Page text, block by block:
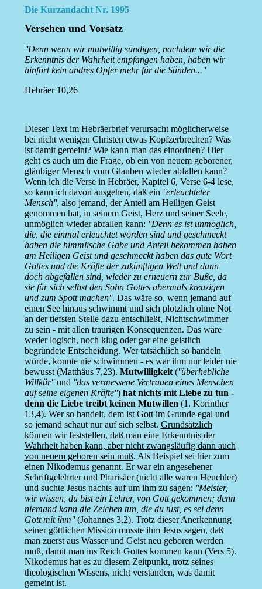
Die Kurzandacht Nr. 1995
Versehen und Vorsatz
''Denn wenn wir mutwillig sündigen, nachdem wir die
Erkenntnis der Wahrheit empfangen haben, haben wir
hinfort kein andres Opfer mehr für die Sünden...''
Hebräer 10,26
Dieser Text im Hebräerbrief verursacht möglicherweise
bei nicht wenigen Christen etwas Kopfzerbrechen? Was
ist damit gemeint? Wie kann man das einordnen? Hier
geht es auch um die Frage, ob ein von neuem geborener,
gläubiger Mensch vom Glauben wieder abfallen kann?
Wenn ich die Verse in Hebräer, Kapitel 6, Verse 6-4 lese,
so kann ich davon ausgehen, daß ein ''erleuchteter
Mensch'', also jemand, der Anteil am Heiligen Geist
genommen hat, in seinem Geist, Herz und seiner Seele,
unmöglich wieder abfallen kann: ''Denn es ist unmöglich,
die, die einmal erleuchtet worden sind und geschmeckt
haben die himmlische Gabe und Anteil bekommen haben
am Heiligen Geist und geschmeckt haben das gute Wort
Gottes und die Kräfte der zukünftigen Welt und dann
doch abgefallen sind, wieder zu erneuern zur Buße, da
sie für sich selbst den Sohn Gottes abermals kreuzigen
und zum Spott machen''. Das wäre so, wenn jemand auf
einen See hinaus schwimmt und sich plötzlich ohne Not
an der tiefsten Stelle dazu entschließt, Nichtschwimmer
zu sein - mit allen traurigen Konsequenzen. Das wäre
weder logisch, noch klug oder gar eine geistlich
begründete Entscheidung. Wer tatsächlich so handeln
würde, konnte nie schwimmen - es war ihm nur leider nie
bewusst (Matthäus 7,23). Mutwilligkeit(''überhebliche
Willkür''und ''das vermessene Vertrauen eines Menschen
auf seine eigenen Kräfte'') hat nichts mit Liebe zu tun -
denn die Liebe treibt keinen Mutwillen (1. Korinther
13,4). Wer so handelt, dem ist Gott im Grunde egal und
so jemand schaut nur auf sich selbst. Grundsätzlich
können wir feststellen, daß man eine Erkenntnis der
Wahrheit haben kann, aber nicht zwangsläufig dann auch
von neuem geboren sein muß. Als Beispiel sei hier zum
einen Nikodemus genannt. Er war ein angesehener
Schriftgelehrter und Pharisäer (nicht alle waren Heuchler)
und suchte Jesus nachts auf um ihm zu sagen: ''Meister,
wir wissen, du bist ein Lehrer, von Gott gekommen; denn
niemand kann die Zeichen tun, die du tust, es sei denn
Gott mit ihm''(Johannes 3,2). Trotz dieser Anerkennung
seiner göttlichen Mission musste ihm Jesus sagen, daß
man zuerst aus Wasser und Geist neu geboren werden
muß, damit man ins Reich Gottes kommen kann (Vers 5).
Nikodemus hat es zu diesem Zeitpunkt, trotz seines
theologischen Wissens, nicht verstanden, was damit
gemeint ist.